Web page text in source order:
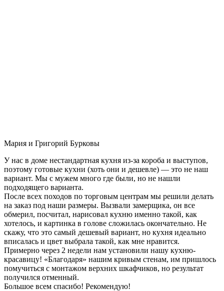
Мария и Григорий Бурковы
У нас в доме нестандартная кухня из-за короба и выступов,
поэтому готовые кухни (хоть они и дешевле) — это не наш
вариант. Мы с мужем много где были, но не нашли
подходящего варианта.
После всех походов по торговым центрам мы решили делать
на заказ под наши размеры. Вызвали замерщика, он все
обмерил, посчитал, нарисовал кухню именно такой, как
хотелось, и картинка в голове сложилась окончательно. Не
скажу, что это самый дешевый вариант, но кухня идеально
вписалась и цвет выбрала такой, как мне нравится.
Примерно через 2 недели нам установили нашу кухню-
красавицу! «Благодаря» нашим кривым стенам, им пришлось
помучиться с монтажом верхних шкафчиков, но результат
получился отменный.
Большое всем спасибо! Рекомендую!